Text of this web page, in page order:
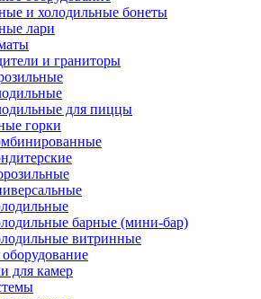
и холодильные бонеты
лари
и граниторы
для пиццы
горки
барные (мини-бар)
витринные
для камер